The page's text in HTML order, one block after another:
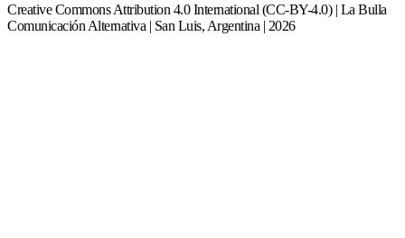
Creative Commons Attribution 4.0 International (CC-BY-4.0) | La Bulla
Comunicación Alternativa | San Luis, Argentina | 2026